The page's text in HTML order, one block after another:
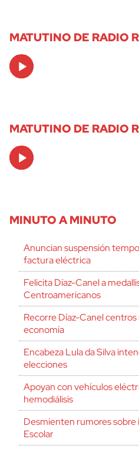
MATUTINO DE RADIO
Audio
Player
MATUTINO DE RADIO
Audio
Player
MINUTO A MINUTO
Anuncian suspensión
factura eléctrica
Felicita Díaz-Canel a
Centroamericanos
Recorre Díaz-Canel
economía
Encabeza Lula da Silva
elecciones
Apoyan con vehículos
hemodiálisis
Desmienten rumores sobre
Escolar